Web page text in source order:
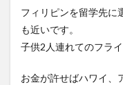
フィリピンを留学先に
も近いです。
子供2人連れてのフラ
お金が許せばハワイ、